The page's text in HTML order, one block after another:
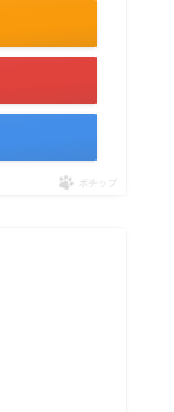
ポチップ